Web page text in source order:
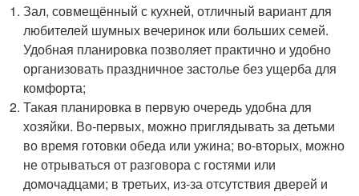
Зал, совмещённый с кухней, отличный вариант для
любителей шумных вечеринок или больших семей.
Удобная планировка позволяет практично и удобно
организовать праздничное застолье без ущерба для
комфорта;
Такая планировка в первую очередь удобна для
хозяйки. Во-первых, можно приглядывать за детьми
во время готовки обеда или ужина; во-вторых, можно
не отрываться от разговора с гостями или
домочадцами; в третьих, из-за отсутствия дверей и